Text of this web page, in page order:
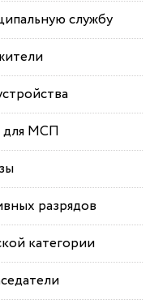
службу
для МСП
разрядов
категории